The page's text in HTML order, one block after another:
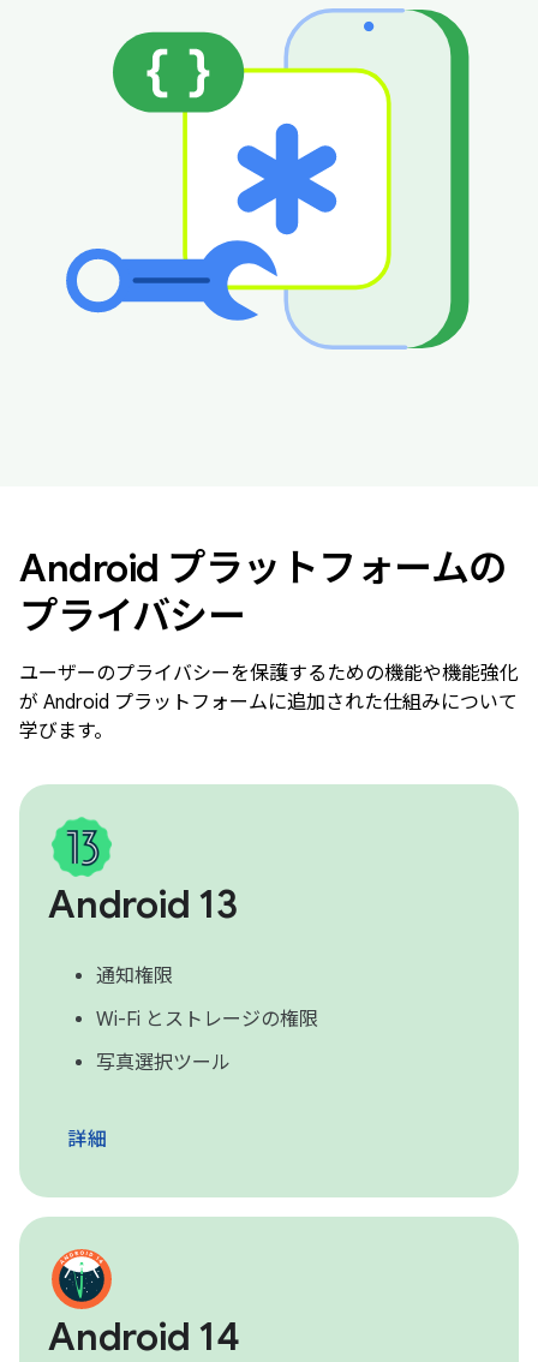
Android プラットフォームの
プライバシー
ユーザーのプライバシーを保護するための機能や機能強化
が Android プラットフォームに追加された仕組みについて
学びます。
Android 13
通知権限
Wi-Fi とストレージの権限
写真選択ツール
詳細
Android 14